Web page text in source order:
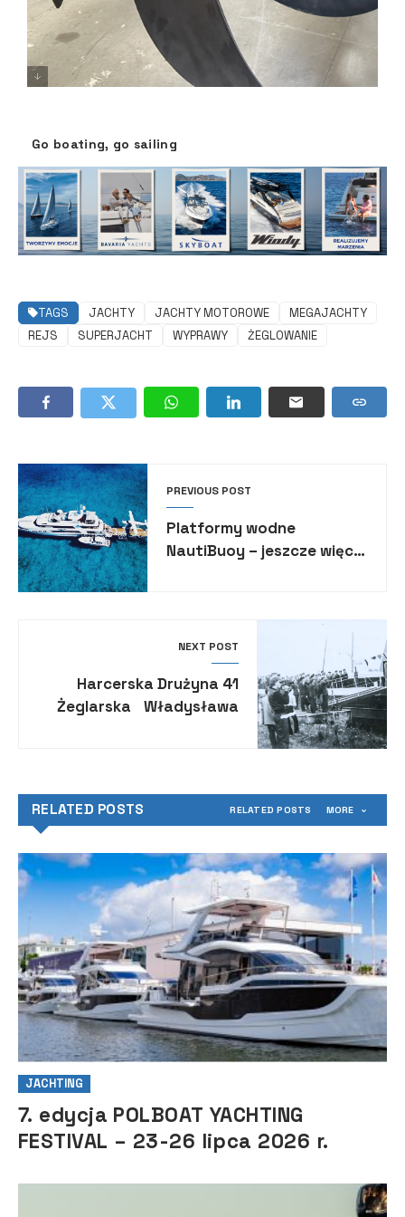
Go boating, go sailing
TAGS JACHTY JACHTY MOTOROWE
MEGAJACHTY
REJS
SUPERJACHT WYPRAWY ŻEGLOWANIE
PREVIOUS POST
Platformy wodne
NautiBuoy – jeszcze więcej
NEXT POST
41 Harcerska Drużyna
Żeglarska Władysława
RELATED POSTS RELATED POSTS MORE
JACHTING
7. edycja POLBOAT YACHTING
FESTIVAL – 23-26 lipca 2026 r.